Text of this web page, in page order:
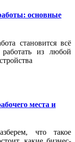
основные
становится всё
из любой
места и
что такое